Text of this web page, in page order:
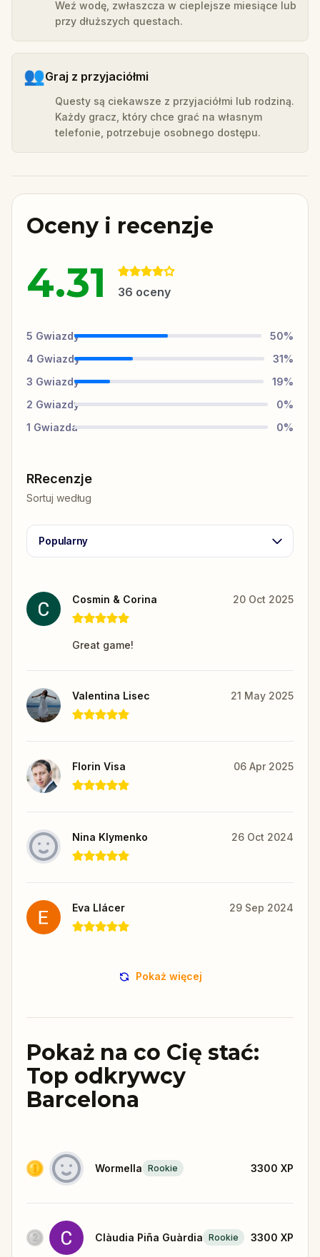
Weź wodę, zwłaszcza w cieplejsze miesiące lub
przy dłuższych questach.
👥Graj z przyjaciółmi
Questy są ciekawsze z przyjaciółmi lub rodziną.
Każdy gracz, który chce grać na własnym
telefonie, potrzebuje osobnego dostępu.
Oceny i recenzje
4.31 36 oceny
5 Gwiazdy 50%
4 Gwiazdy 31%
3 Gwiazdy 19%
2 Gwiazdy 0%
1 Gwiazda 0%
RRecenzje
Sortuj według
Popularny
Cosmin & Corina 20 Oct 2025
Great game!
Valentina Lisec 21 May 2025
Florin Visa 06 Apr 2025
Nina Klymenko 26 Oct 2024
Eva Llácer 29 Sep 2024
Pokaż więcej
Pokaż na co Cię stać:
Top odkrywcy
Barcelona
Wormella Rookie 3300 XP
Clàudia Piña Guàrdia Rookie 3300 XP